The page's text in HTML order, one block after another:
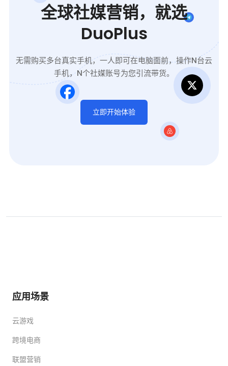
全球社媒营销，就选
DuoPlus
无需购买多台真实手机，一人即可在电脑面前，操作N台云
手机，N个社媒账号为您引流带货。
立即开始体验
应用场景
云游戏
跨境电商
联盟营销